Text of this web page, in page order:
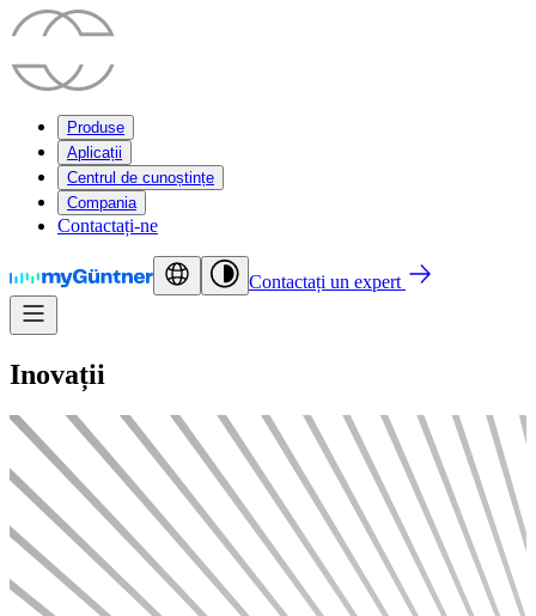
Produse
Aplicații
Centrul de cunoștințe
Compania
Contactați-ne
Contactați un expert
Inovații